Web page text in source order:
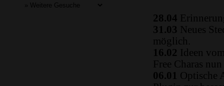
28.04
31.03 Neues
möglich.
16.02 Ideen
Free Charas
06.01 Optische